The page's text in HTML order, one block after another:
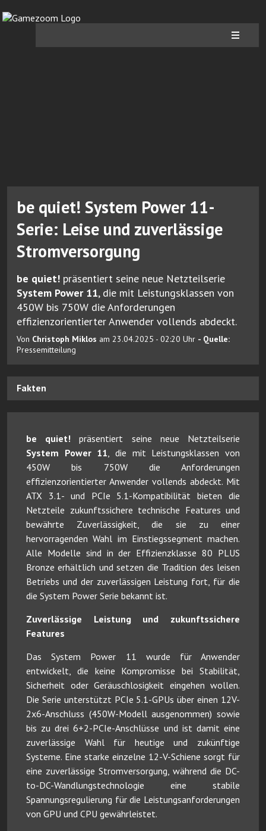
be quiet! System Power 11-
Serie: Leise und zuverlässige
Stromversorgung
be quiet! präsentiert seine neue Netzteilserie
System Power 11, die mit Leistungsklassen von
450W bis 750W die Anforderungen
effizienzorientierter Anwender vollends abdeckt.
Von Christoph Miklos am 23.04.2025 - 02:20 Uhr - Quelle:
Pressemitteilung
Fakten
be quiet! präsentiert seine neue Netzteilserie
System Power 11 , die mit Leistungsklassen von
450W bis 750W die Anforderungen
effizienzorientierter Anwender vollends abdeckt. Mit
ATX 3.1- und PCIe 5.1-Kompatibilität bieten die
Netzteile zukunftssichere technische Features und
bewährte Zuverlässigkeit, die sie zu einer
hervorragenden Wahl im Einstiegssegment machen.
Alle Modelle sind in der Effizienzklasse 80 PLUS
Bronze erhältlich und setzen die Tradition des leisen
Betriebs und der zuverlässigen Leistung fort, für die
die System Power Serie bekannt ist.
Zuverlässige Leistung und zukunftssichere
Features
Das System Power 11 wurde für Anwender
entwickelt, die keine Kompromisse bei Stabilität,
Sicherheit oder Geräuschlosigkeit eingehen wollen.
Die Serie unterstützt PCIe 5.1-GPUs über einen 12V-
2x6-Anschluss (450W-Modell ausgenommen) sowie
bis zu drei 6+2-PCIe-Anschlüsse und ist damit eine
zuverlässige Wahl für heutige und zukünftige
Systeme. Eine starke einzelne 12-V-Schiene sorgt für
eine zuverlässige Stromversorgung, während die DC-
to-DC-Wandlungstechnologie eine stabile
Spannungsregulierung für die Leistungsanforderungen
von GPU und CPU gewährleistet.